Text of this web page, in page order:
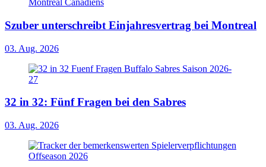
Szuber unterschreibt Einjahresvertrag bei Montreal
03. Aug. 2026
32 in 32: Fünf Fragen bei den Sabres
03. Aug. 2026